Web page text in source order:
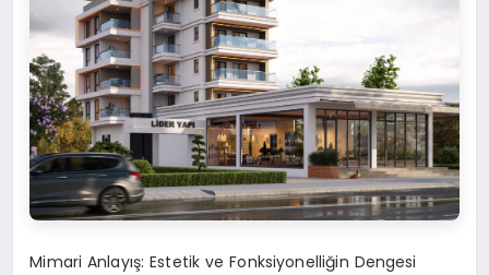
Mimari Anlayış: Estetik ve Fonksiyonelliğin Dengesi